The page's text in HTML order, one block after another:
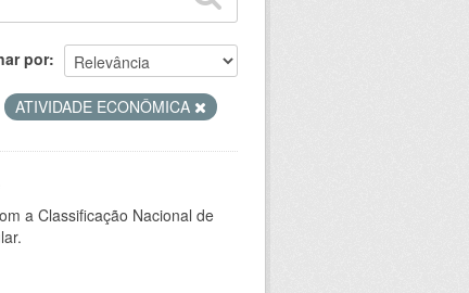
por
ATIVIDADE ECONÔMICA
a Classificação Nacional de